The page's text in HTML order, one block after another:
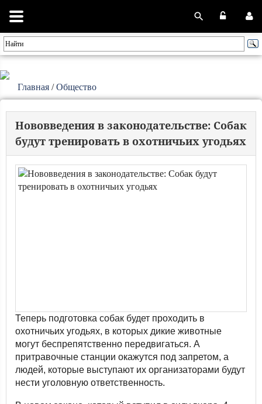
Главная /Общество
Нововведения в законодательстве: Собак
будут тренировать в охотничьих угодьях
Теперь подготовка собак будет проходить в
охотничьих угодьях, в которых дикие животные
могут беспрепятственно передвигаться. А
притравочные станции окажутся под запретом, а
людей, которые выступают их организаторами будут
нести уголовную ответственность.